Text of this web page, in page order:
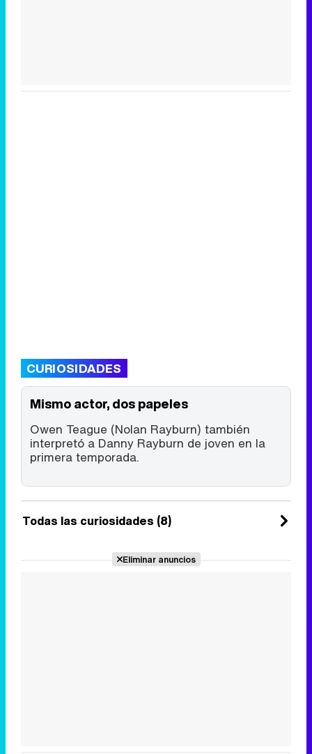
CURIOSIDADES
Mismo actor, dos papeles
Owen Teague (Nolan Rayburn) también
interpretó a Danny Rayburn de joven en la
primera temporada.
Todas las curiosidades (8)
Eliminar anuncios